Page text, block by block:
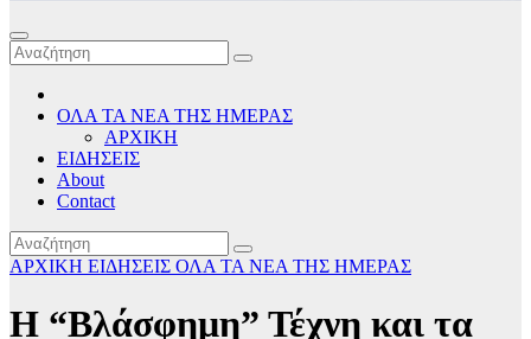
ΟΛΑ ΤΑ ΝΕΑ ΤΗΣ ΗΜΕΡΑΣ
ΑΡΧΙΚΗ
ΕΙΔΗΣΕΙΣ
About
Contact
ΑΡΧΙΚΗ ΕΙΔΗΣΕΙΣ ΟΛΑ ΤΑ ΝΕΑ ΤΗΣ ΗΜΕΡΑΣ
Η “Βλάσφημη” Τέχνη και τα